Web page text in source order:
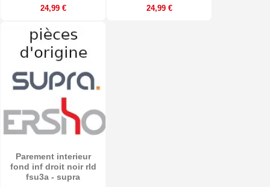
24,99 € 24,99 €
Parement interieur
fond inf droit noir rld
fsu3a - supra